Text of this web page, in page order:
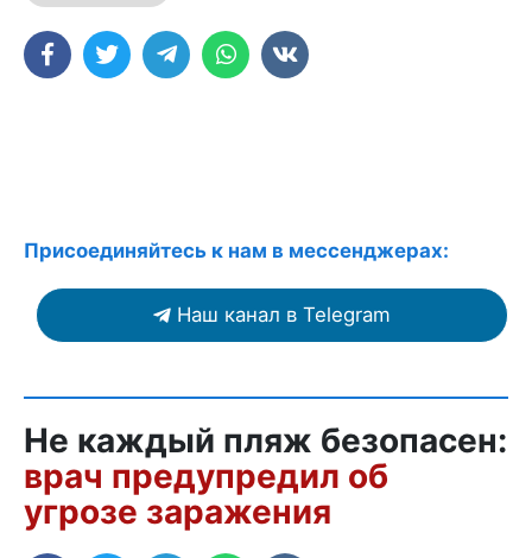
Присоединяйтесь к нам в мессенджерах:
Наш канал в Telegram
Не каждый пляж безопасен:
врач предупредил об
угрозе заражения